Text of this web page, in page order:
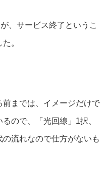
、サービス終了というこ
。
までは、イメージだけで
ので、「光回線」1択、
流れなので仕方がないも